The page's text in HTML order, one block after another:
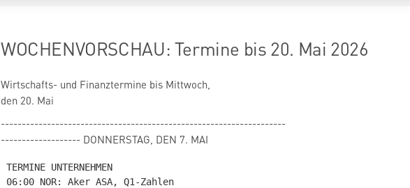
WOCHENVORSCHAU: Termine bis 20. Mai 2026
Wirtschafts- und Finanztermine bis Mittwoch,
den 20. Mai
--------------------------------------------------------------------
------------------- DONNERSTAG, DEN 7. MAI
TERMINE UNTERNEHMEN
06:00 NOR: Aker ASA, Q1-Zahlen